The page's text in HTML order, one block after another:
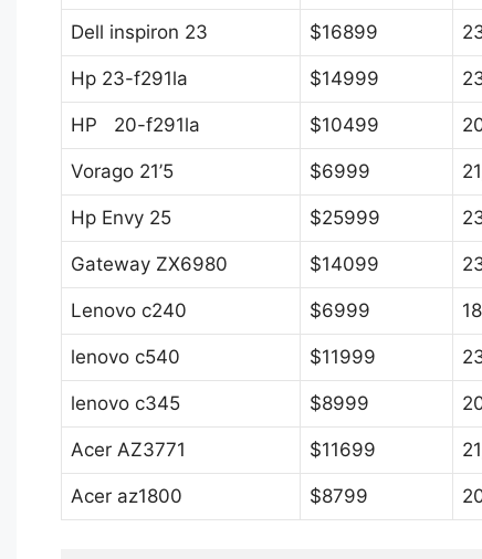
Dell inspiron 23 $16899
Hp 23-f291la $14999
HP 20-f291la $10499
Vorago 21’5 $6999
Hp Envy 25 $25999
Gateway ZX6980 $14099
Lenovo c240 $6999
lenovo c540 $11999
lenovo c345 $8999
Acer AZ3771 $11699
Acer az1800 $8799